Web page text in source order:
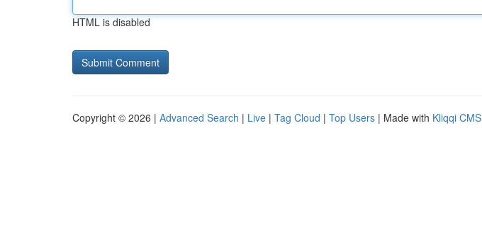
HTML is disabled
Copyright © 2026 | Advanced Search | Live | Tag Cloud | Top Users | Made with Kliqqi CMS